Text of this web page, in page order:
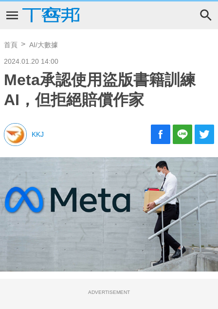
首頁 AI/大數據
2024.01.20 14:00
Meta承認使用盜版書籍訓練
AI，但拒絕賠償作家
KKJ
ADVERTISEMENT